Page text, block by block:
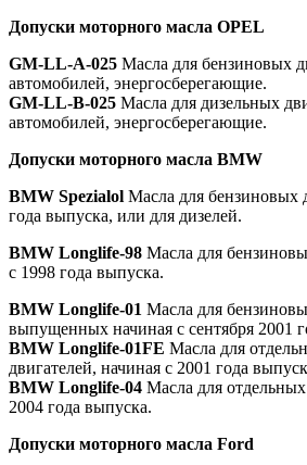
Допуски моторного масла OPEL
GM-LL-A-025 Масла для бензиновых
автомобилей, энергосберегающие.
GM-LL-В-025 Масла для дизельных
автомобилей, энергосберегающие.
Допуски моторного масла BMW
BMW Spezialol Масла для бензиновых
года выпуска, или для дизелей.
BMW Longlife-98 Масла для
с 1998 года выпуска.
BMW Longlife-01 Масла для
выпущенных начиная с сентября 2001
BMW Longlife-01FE Масла для
двигателей, начиная с 2001 года
BMW Longlife-04 Масла для
2004 года выпуска.
Допуски моторного масла Ford